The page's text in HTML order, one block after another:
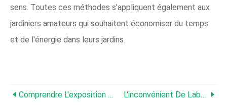
sens. Toutes ces méthodes s'appliquent également aux
jardiniers amateurs qui souhaitent économiser du temps
et de l'énergie dans leurs jardins.
Comprendre L'exposition Agricole Dans Un Climat Changeant L'inconvénient De Labourer Le Sol